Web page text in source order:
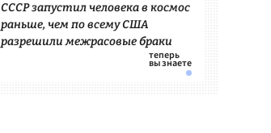
СССР запустил человека в космос
раньше, чем по всему США
разрешили межрасовые браки